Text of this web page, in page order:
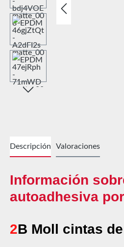
Descripción Valoraciones
Información
autoadhesiva
2B Moll cintas